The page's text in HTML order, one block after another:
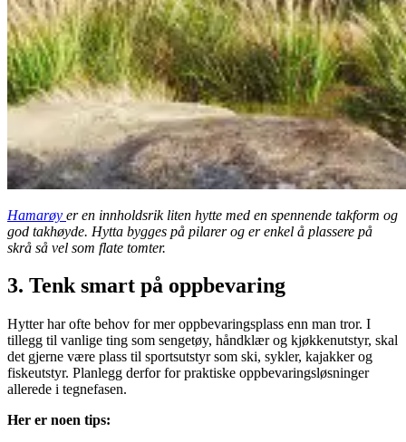
Hamarøy er en innholdsrik liten hytte med en spennende takform og
god takhøyde. Hytta bygges på pilarer og er enkel å plassere på
skrå så vel som flate tomter.
3. Tenk smart på oppbevaring
Hytter har ofte behov for mer oppbevaringsplass enn man tror. I
tillegg til vanlige ting som sengetøy, håndklær og kjøkkenutstyr, skal
det gjerne være plass til sportsutstyr som ski, sykler, kajakker og
fiskeutstyr. Planlegg derfor for praktiske oppbevaringsløsninger
allerede i tegnefasen.
Her er noen tips: